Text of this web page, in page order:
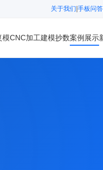
关于我们 手板问答
模CNC加工建模抄数案例展示